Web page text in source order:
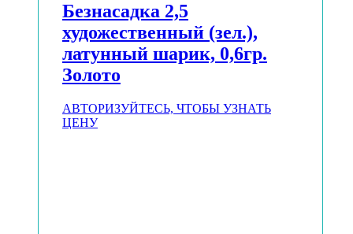
Безнасадка 2,5
художественный (зел.),
латунный шарик, 0,6гр.
Золото
АВТОРИЗУЙТЕСЬ, ЧТОБЫ УЗНАТЬ
ЦЕНУ